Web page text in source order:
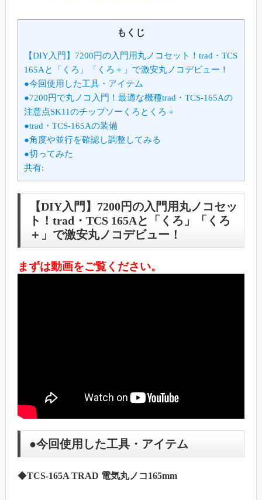
もくじ
【DIY入門】7200円の入門用丸ノコセット！trad・TCS
165Aと「くろ」「くろ＋」で激安丸ノコデビュー！
●今回使用した工具・アイテム
●7200円で丸ノコ入門！最適な機種trad・TCS-165Aの
注意点SK11のチップソーくろとくろ＋
●trad・TCS-165Aの装備
●角度や並行を確認し調整してみる
●切ってみた
共有:
【DIY入門】7200円の入門用丸ノコセッ
ト！trad・TCS 165Aと「くろ」「くろ
＋」で激安丸ノコデビュー！
まずは動画をご覧ください。
●今回使用した工具・アイテム
◆TCS-165A TRAD 電気丸ノコ165mm